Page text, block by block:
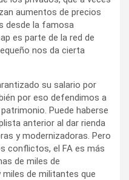
aumentos de precios
desde la famosa
es parte de la red de
nos da cierta
su salario por
por eso defendimos a
Puede haberse
anterior al dar rienda
y modernizadoras. Pero
conflictos, el FA es más
de miles de
de militantes que